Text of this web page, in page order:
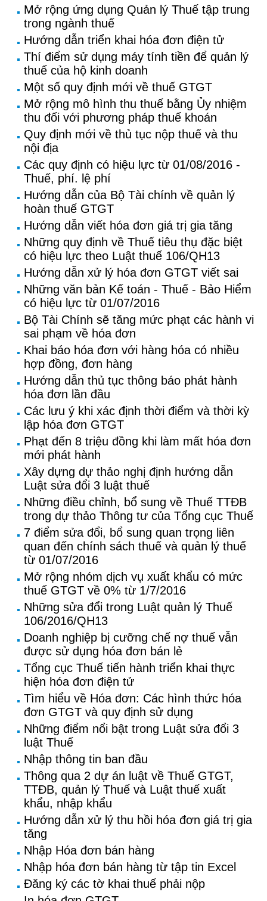
Mở rộng ứng dụng Quản lý Thuế tập trung
trong ngành thuế
Hướng dẫn triển khai hóa đơn điện tử
Thí điểm sử dụng máy tính tiền để quản lý
thuế của hộ kinh doanh
Một số quy định mới về thuế GTGT
Mở rộng mô hình thu thuế bằng Ủy nhiệm
thu đối với phương pháp thuế khoán
Quy định mới về thủ tục nộp thuế và thu
nội địa
Các quy định có hiệu lực từ 01/08/2016 -
Thuế, phí. lệ phí
Hướng dẫn của Bộ Tài chính về quản lý
hoàn thuế GTGT
Hướng dẫn viết hóa đơn giá trị gia tăng
Những quy định về Thuế tiêu thụ đặc biệt
có hiệu lực theo Luật thuế 106/QH13
Hướng dẫn xử lý hóa đơn GTGT viết sai
Những văn bản Kế toán - Thuế - Bảo Hiểm
có hiệu lực từ 01/07/2016
Bộ Tài Chính sẽ tăng mức phạt các hành vi
sai phạm về hóa đơn
Khai báo hóa đơn với hàng hóa có nhiều
hợp đồng, đơn hàng
Hướng dẫn thủ tục thông báo phát hành
hóa đơn lần đầu
Các lưu ý khi xác định thời điểm và thời kỳ
lập hóa đơn GTGT
Phạt đến 8 triệu đồng khi làm mất hóa đơn
mới phát hành
Xây dựng dự thảo nghị định hướng dẫn
Luật sửa đổi 3 luật thuế
Những điều chỉnh, bổ sung về Thuế TTĐB
trong dự thảo Thông tư của Tổng cục Thuế
7 điểm sửa đổi, bổ sung quan trọng liên
quan đến chính sách thuế và quản lý thuế
từ 01/07/2016
Mở rộng nhóm dịch vụ xuất khẩu có mức
thuế GTGT về 0% từ 1/7/2016
Những sửa đổi trong Luật quản lý Thuế
106/2016/QH13
Doanh nghiệp bị cưỡng chế nợ thuế vẫn
được sử dụng hóa đơn bán lẻ
Tổng cục Thuế tiến hành triển khai thực
hiện hóa đơn điện tử
Tìm hiểu về Hóa đơn: Các hình thức hóa
đơn GTGT và quy định sử dụng
Những điểm nổi bật trong Luật sửa đổi 3
luật Thuế
Nhập thông tin ban đầu
Thông qua 2 dự án luật về Thuế GTGT,
TTĐB, quản lý Thuế và Luật thuế xuất
khẩu, nhập khẩu
Hướng dẫn xử lý thu hồi hóa đơn giá trị gia
tăng
Nhập Hóa đơn bán hàng
Nhập hóa đơn bán hàng từ tập tin Excel
Đăng ký các tờ khai thuế phải nộp